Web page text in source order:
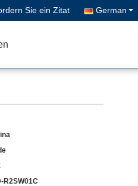
Sie ein Zitat German
R2SW01C